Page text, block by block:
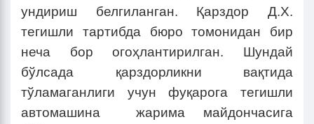
ундириш белгиланган. Қарздор Д.Х.
тегишли тартибда бюро томонидан бир
неча бор огоҳлантирилган. Шундай
бўлсада қарздорликни вақтида
тўламаганлиги учун фуқарога тегишли
автомашина жарима майдончасига